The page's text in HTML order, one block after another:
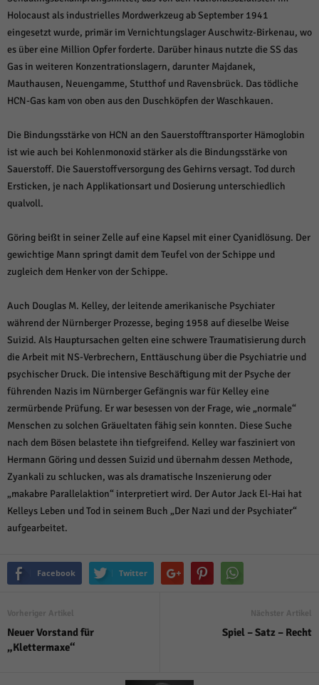
Holocaust als industrielles Mordwerkzeug ab September 1941
eingesetzt wurde, primär im Vernichtungslager Auschwitz-Birkenau, wo
es über eine Million Opfer forderte. Darüber hinaus nutzte die SS das
Gas in weiteren Konzentrationslagern, darunter Majdanek,
Mauthausen, Neuengamme, Stutthof und Ravensbrück. Das tödliche
HCN-Gas kam von oben aus den Duschköpfen der Waschkauen.
Die Bindungsstärke von HCN an den Sauerstofftransporter Hämoglobin
ist wie auch bei Kohlenmonoxid stärker als die Bindungsstärke von
Sauerstoff. Die Sauerstoffversorgung des Gehirns versagt. Tod durch
Ersticken, je nach Applikationsart und Dosierung unterschiedlich
qualvoll.
Göring beißt in seiner Zelle auf eine Kapsel mit einer Cyanidlösung. Der
gewichtige Mann springt damit dem Teufel von der Schippe und
zugleich dem Henker von der Schippe.
Auch Douglas M. Kelley, der leitende amerikanische Psychiater
während der Nürnberger Prozesse, beging 1958 auf dieselbe Weise
Suizid. Als Hauptursachen gelten eine schwere Traumatisierung durch
die Arbeit mit NS-Verbrechern, Enttäuschung über die Psychiatrie und
psychischer Druck. Die intensive Beschäftigung mit der Psyche der
führenden Nazis im Nürnberger Gefängnis war für Kelley eine
zermürbende Prüfung. Er war besessen von der Frage, wie „normale“
Menschen zu solchen Gräueltaten fähig sein konnten. Diese Suche
nach dem Bösen belastete ihn tiefgreifend. Kelley war fasziniert von
Hermann Göring und dessen Suizid und übernahm dessen Methode,
Zyankali zu schlucken, was als dramatische Inszenierung oder
„makabre Parallelaktion“ interpretiert wird. Der Autor Jack El-Hai hat
Kelleys Leben und Tod in seinem Buch „Der Nazi und der Psychiater“
aufgearbeitet.
Facebook Twitter
Vorheriger Artikel
Neuer Vorstand für
„Klettermaxe“
Nächster Artikel
Spiel – Satz – Recht